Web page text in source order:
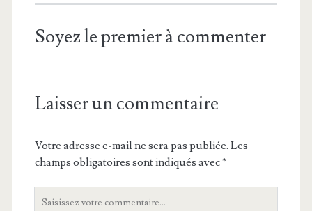
Soyez le premier à commenter
Laisser un commentaire
Votre adresse e-mail ne sera pas publiée. Les
champs obligatoires sont indiqués avec*